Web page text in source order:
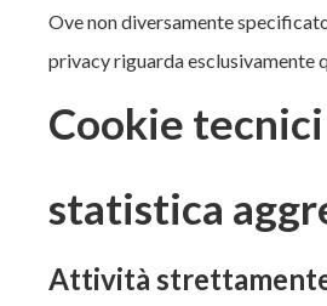
Ove non diversamente
privacy riguarda esclusivamente
Cookie
statistica
Attività